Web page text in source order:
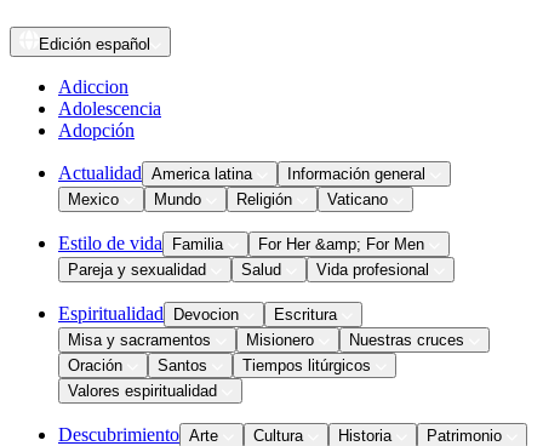
Edición español
Adiccion
Adolescencia
Adopción
Actualidad America latina
Información general
Mexico
Mundo Religión Vaticano
Estilo de vida Familia
For Her &amp; For Men
Pareja y sexualidad
Salud Vida profesional
Espiritualidad Devocion
Escritura
Misa y sacramentos
Misionero
Nuestras cruces
Oración
Santos
Tiempos litúrgicos
Valores espiritualidad
Descubrimiento Arte Cultura Historia
Patrimonio